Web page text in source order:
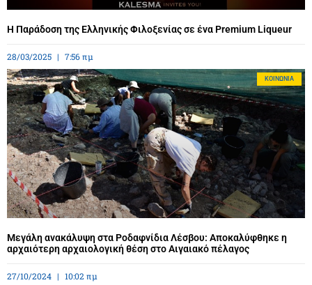
Η Παράδοση της Ελληνικής Φιλοξενίας σε ένα Premium Liqueur
28/03/2025 7:56 πμ
ΚΟΙΝΩΝΊΑ
Μεγάλη ανακάλυψη στα Ροδαφνίδια Λέσβου: Αποκαλύφθηκε η
αρχαιότερη αρχαιολογική θέση στο Αιγαιακό πέλαγος
27/10/2024 10:02 πμ